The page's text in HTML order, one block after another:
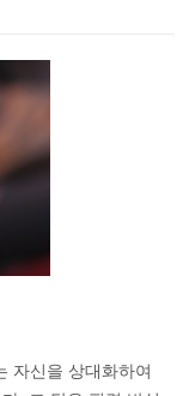
자신을 상대화하여